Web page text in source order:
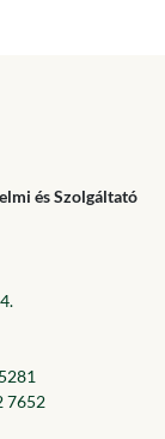
és Szolgáltató
7652